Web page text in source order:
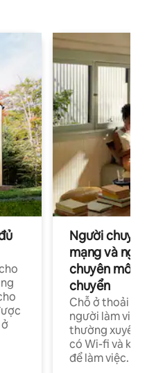
Người
mạng và
chuyên môn
chuyển
Chỗ ở thoải
người làm việc
thường xuyên
có Wi-fi và
để làm việc.